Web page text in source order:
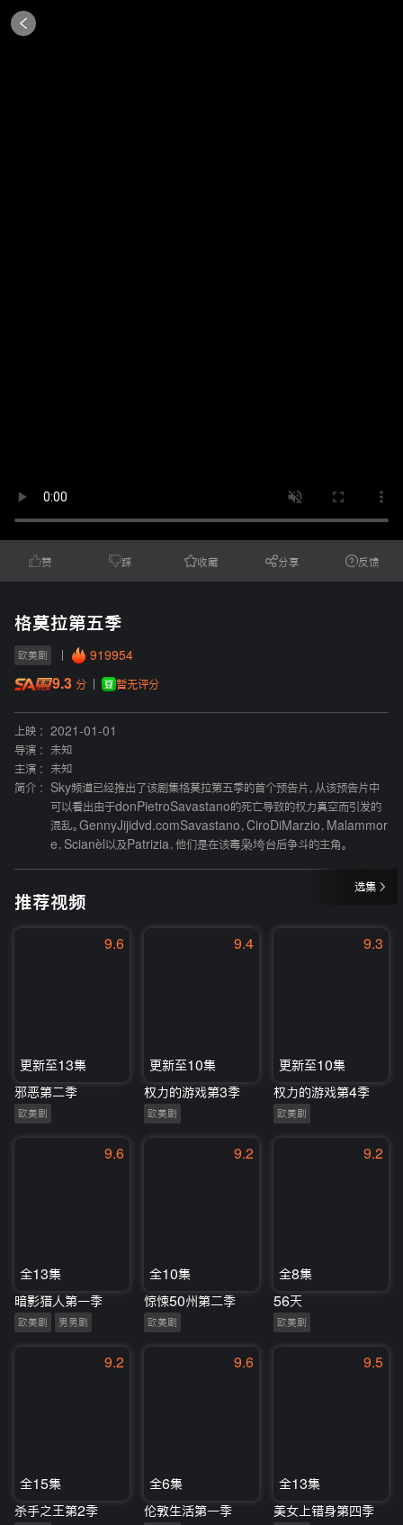
赞 踩 收藏 分享 反馈
格莫拉第五季
欧美剧 919954
9.3 分 暂无评分
上映 :
2021-01-01
导演 :
未知
主演 :
未知
简介 :
Sky频道已经推出了该剧集格莫拉第五季的首个预告片，从该预告片中
可以看出由于donPietroSavastano的死亡导致的权力真空而引发的
混乱。GennyJijidvd.comSavastano，CiroDiMarzio，Malammor
e，Scianèl以及Patrizia，他们是在该毒枭垮台后争斗的主角。
选集
推荐视频
9.6
更新至13集
邪恶第二季
欧美剧
9.4
更新至10集
权力的游戏第3季
欧美剧
9.3
更新至10集
权力的游戏第4季
欧美剧
9.6
全13集
暗影猎人第一季
欧美剧 男男剧
9.2
全10集
惊悚50州第二季
欧美剧
9.2
全8集
56天
欧美剧
9.2
全15集
杀手之王第2季
9.6
全6集
伦敦生活第一季
9.5
全13集
美女上错身第四季